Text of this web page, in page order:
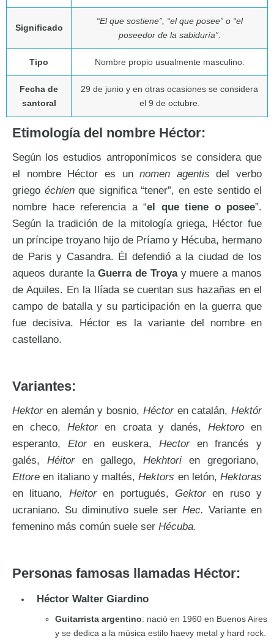
Significado
“El que sostiene”, “el que posee” o “el
poseedor de la sabiduría”.
Tipo Nombre propio usualmente masculino.
Fecha de
santoral
29 de junio y en otras ocasiones se considera
el 9 de octubre.
Etimología del nombre Héctor:
Según los estudios antroponímicos se considera que
el nombre Héctor es unnomen agentis del verbo
griego échienque significa “tener”, en este sentido el
nombre hace referencia a “el que tiene o posee”.
Según la tradición de la mitología griega, Héctor fue
un príncipe troyano hijo de Príamo y Hécuba, hermano
de Paris y Casandra. Él defendió a la ciudad de los
aqueos durante laGuerra de Troyay muere a manos
de Aquiles. En la Ilíada se cuentan sus hazañas en el
campo de batalla y su participación en la guerra que
fue decisiva. Héctor es la variante del nombre en
castellano.
Variantes:
Hektoren alemán y bosnio, Héctoren catalán, Hektór
en checo,Hektoren croata y danés, Hektoroen
esperanto, Etoren euskera, Hectoren francés y
galés, Héitoren gallego, Hekhtori en gregoriano,
Ettore en italiano y maltés,Hektors en letón, Hektoras
en lituano, Heitoren portugués, Gektoren ruso y
ucraniano. Su diminutivo suele ser Hec. Variante en
femenino más común suele ser Hécuba.
Personas famosas llamadas Héctor:
Héctor Walter Giardino
Guitarrista argentino: nació en 1960 en Buenos Aires
y se dedica a la música estilo haevy metal y hard rock.